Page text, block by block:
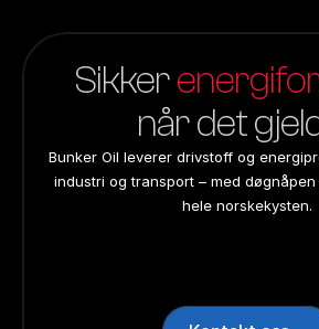
Sikker
når det
Bunker Oil leverer drivstoff og
industri og transport – med
hele norskekysten.